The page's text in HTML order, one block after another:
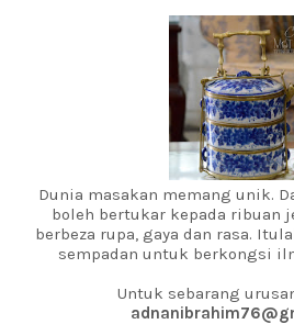
Dunia masakan memang unik.
boleh bertukar kepada ribuan
berbeza rupa, gaya dan rasa.
sempadan untuk berkongsi
Untuk sebarang